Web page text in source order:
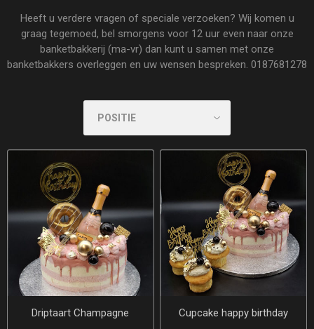
Heeft u verdere vragen of speciale verzoeken? Wij komen u
graag tegemoed, bel smorgens voor 12 uur even naar onze
banketbakkerij (ma-vr) dan kunt u samen met onze
banketbakkers overleggen en uw wensen bespreken. 0187681278
Driptaart Champagne Cupcake happy birthday